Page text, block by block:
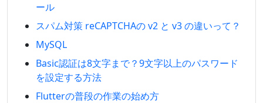
ール
スパム対策 reCAPTCHAの v2 と v3 の違いって？
MySQL
Basic認証は8文字まで？9文字以上のパスワード
を設定する方法
Flutterの普段の作業の始め方